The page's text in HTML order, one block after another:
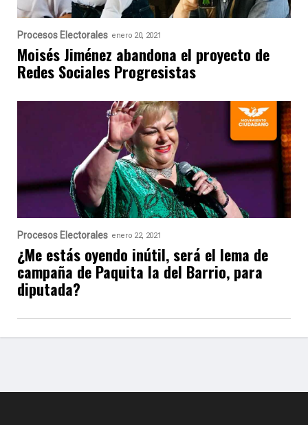
Procesos Electorales enero 20, 2021
Moisés Jiménez abandona el proyecto de
Redes Sociales Progresistas
Procesos Electorales enero 22, 2021
¿Me estás oyendo inútil, será el lema de
campaña de Paquita la del Barrio, para
diputada?